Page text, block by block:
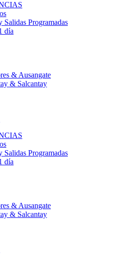
Salidas Programadas
día
& Ausangate
& Salcantay
Salidas Programadas
día
& Ausangate
& Salcantay